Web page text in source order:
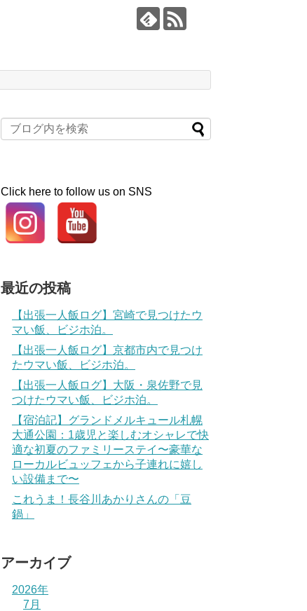
Click here to follow us on SNS
最近の投稿
【出張一人飯ログ】宮崎で見つけたウ
マい飯、ビジホ泊。
【出張一人飯ログ】京都市内で見つけ
たウマい飯、ビジホ泊。
【出張一人飯ログ】大阪・泉佐野で見
つけたウマい飯、ビジホ泊。
【宿泊記】グランドメルキュール札幌
大通公園：1歳児と楽しむオシャレで快
適な初夏のファミリーステイ〜豪華な
ローカルビュッフェから子連れに嬉し
い設備まで〜
これうま！長谷川あかりさんの「豆
鍋」
アーカイブ
2026年
7月